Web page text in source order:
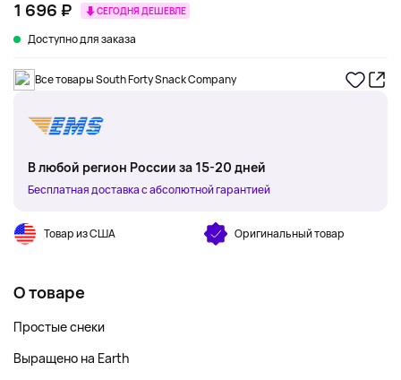
1 696 ₽ СЕГОДНЯ ДЕШЕВЛЕ
Доступно для заказа
Все товары South Forty Snack Company
В любой регион России за 15-20 дней
Бесплатная доставка с абсолютной гарантией
Товар из США Оригинальный товар
О товаре
Простые снеки
Выращено на Earth